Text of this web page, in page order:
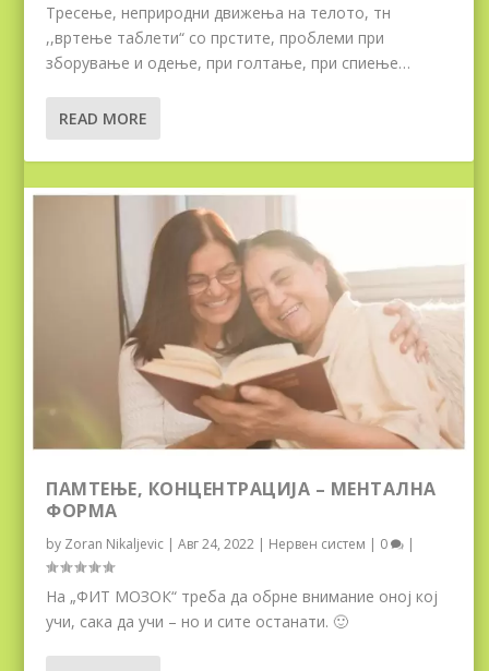
Тресење, неприродни движења на телото, тн
,,вртење таблети“ со прстите, проблеми при
зборување и одење, при голтање, при спиење…
READ MORE
ПАМТЕЊЕ, КОНЦЕНТРАЦИЈА – МЕНТАЛНА
ФОРМА
by Zoran Nikaljevic |Авг 24, 2022 | Нервен систем | 0 |
На „ФИТ МОЗОК“ треба да обрнe внимание оној кој
учи, сака да учи – но и сите останати. 🙂